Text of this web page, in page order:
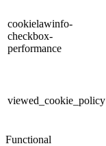
cookielawinfo-
checkbox-
performance
viewed_cookie_policy
Functional